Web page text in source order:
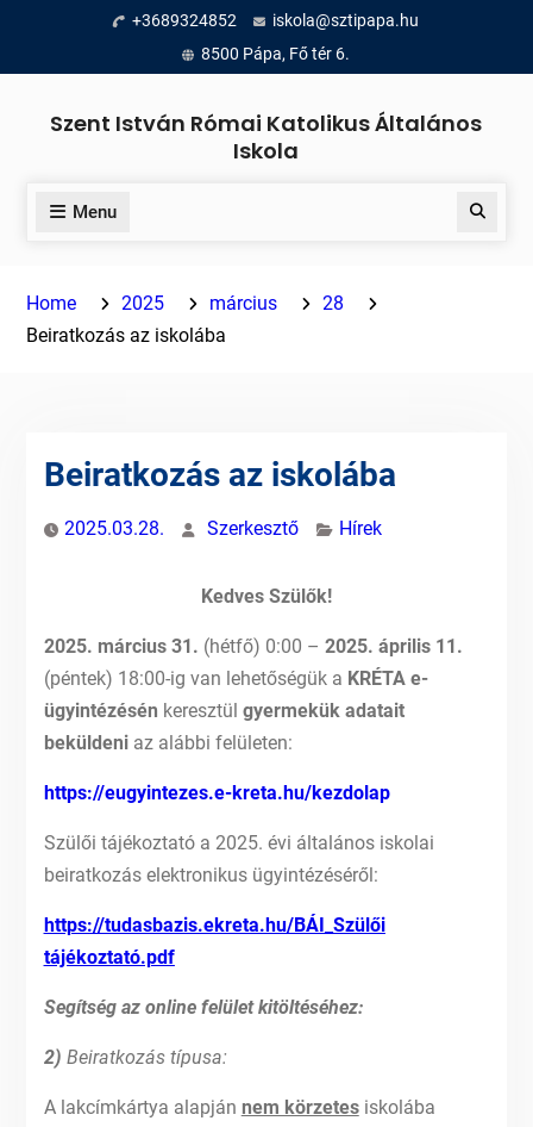
content
+3689324852
iskola@sztipapa.hu
8500 Pápa, Fő tér 6.
Szent István Római Katolikus Általános
Iskola
Menu Search
Home 2025 március
28
Beiratkozás az iskolába
Beiratkozás az iskolába
2025.03.28. Szerkesztő Hírek
Kedves Szülők!
2025. március 31. (hétfő) 0:00 – 2025. április 11.
(péntek) 18:00-ig van lehetőségük a KRÉTA e-
ügyintézésén keresztül gyermekük adatait
beküldeniaz alábbi felületen:
https://eugyintezes.e-kreta.hu/kezdolap
Szülői tájékoztató a 2025. évi általános iskolai
beiratkozás elektronikus ügyintézéséről:
https://tudasbazis.ekreta.hu/BÁI_Szülői
tájékoztató.pdf
Segítség az online felület kitöltéséhez:
2) Beiratkozás típusa:
A lakcímkártya alapján nem körzetesiskolába